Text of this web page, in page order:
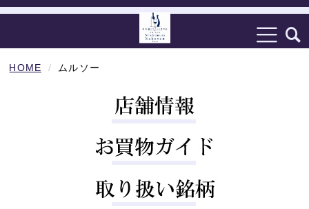
HOME ムルソー